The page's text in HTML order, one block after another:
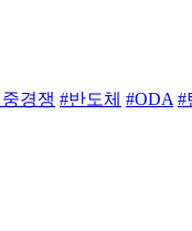
경쟁 #반도체 #ODA #